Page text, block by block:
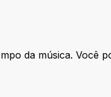
da música. Você